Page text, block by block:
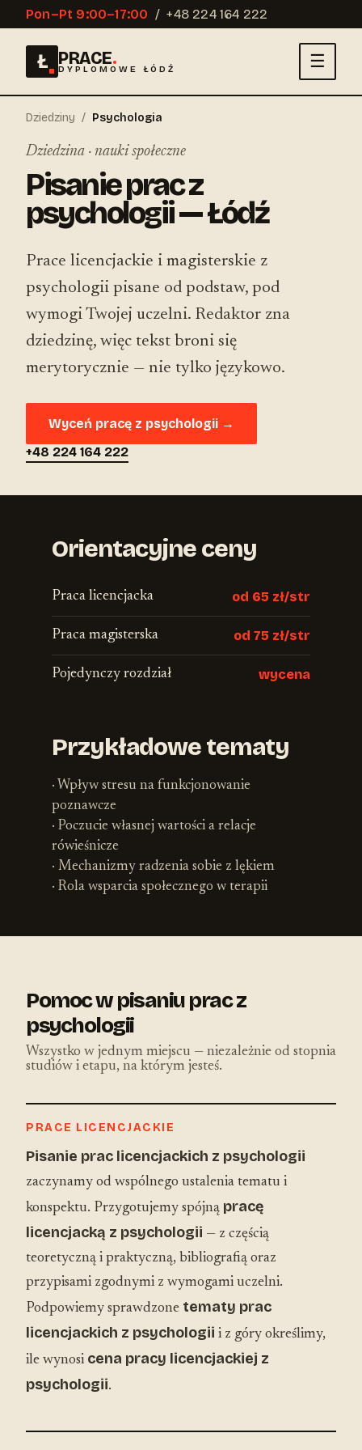
Pon–Pt 9:00–17:00 /+48 224 164 222
Ł PRACE.
DYPLOMOWE ŁÓDŹ ☰
Dziedziny / Psychologia
Dziedzina · nauki społeczne
Pisanie prac z
psychologii — Łódź
Prace licencjackie i magisterskie z
psychologii pisane od podstaw, pod
wymogi Twojej uczelni. Redaktor zna
dziedzinę, więc tekst broni się
merytorycznie — nie tylko językowo.
Wyceń pracę z psychologii →
+48 224 164 222
Orientacyjne ceny
Praca licencjacka od 65 zł/str
Praca magisterska od 75 zł/str
Pojedynczy rozdział wycena
Przykładowe tematy
· Wpływ stresu na funkcjonowanie
poznawcze
· Poczucie własnej wartości a relacje
rówieśnicze
· Mechanizmy radzenia sobie z lękiem
· Rola wsparcia społecznego w terapii
Pomoc w pisaniu prac z
psychologii
Wszystko w jednym miejscu — niezależnie od stopnia
studiów i etapu, na którym jesteś.
PRACE LICENCJACKIE
Pisanie prac licencjackich z psychologii
zaczynamy od wspólnego ustalenia tematu i
konspektu. Przygotujemy spójną pracę
licencjacką z psychologii — z częścią
teoretyczną i praktyczną, bibliografią oraz
przypisami zgodnymi z wymogami uczelni.
Podpowiemy sprawdzone tematy prac
licencjackich z psychologii i z góry określimy,
ile wynosi cena pracy licencjackiej z
psychologii.